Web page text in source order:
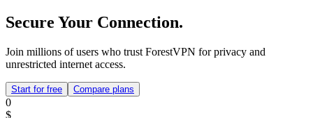
Secure Your Connection.
Join millions of users who trust ForestVPN for privacy and
unrestricted internet access.
Start for free Compare plans
0
$